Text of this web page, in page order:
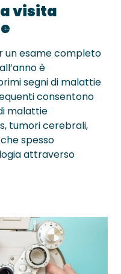
visita
un esame completo
è
segni di malattie
consentono
malattie
tumori cerebrali,
spesso
attraverso